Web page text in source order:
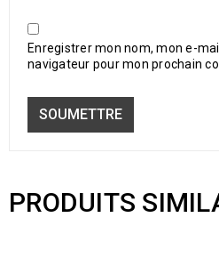
Enregistrer mon nom, mon e-
navigateur pour mon prochain
PRODUITS